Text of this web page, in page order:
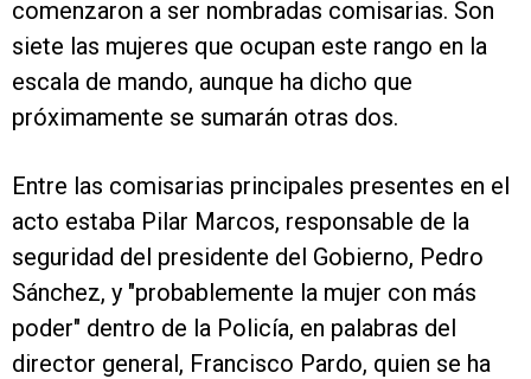
comenzaron a ser nombradas comisarias. Son
siete las mujeres que ocupan este rango en la
escala de mando, aunque ha dicho que
próximamente se sumarán otras dos.
Entre las comisarias principales presentes en el
acto estaba Pilar Marcos, responsable de la
seguridad del presidente del Gobierno, Pedro
Sánchez, y "probablemente la mujer con más
poder" dentro de la Policía, en palabras del
director general, Francisco Pardo, quien se ha